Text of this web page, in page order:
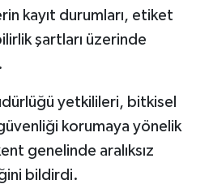
kayıt durumları, etiket
şartları üzerinde
yetkilileri, bitkisel
korumaya yönelik
genelinde aralıksız
bildirdi.